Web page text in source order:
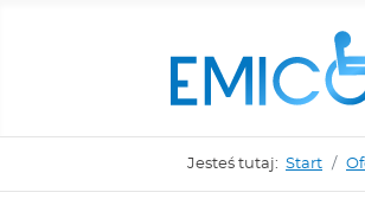
Jesteś tutaj: Start